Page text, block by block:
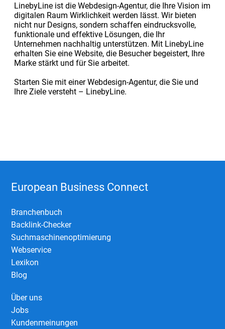
LinebyLine ist die Webdesign-Agentur, die Ihre Vision im
digitalen Raum Wirklichkeit werden lässt. Wir bieten
nicht nur Designs, sondern schaffen eindrucksvolle,
funktionale und effektive Lösungen, die Ihr
Unternehmen nachhaltig unterstützen. Mit LinebyLine
erhalten Sie eine Website, die Besucher begeistert, Ihre
Marke stärkt und für Sie arbeitet.
Starten Sie mit einer Webdesign-Agentur, die Sie und
Ihre Ziele versteht – LinebyLine.
European Business Connect
Branchenbuch
Backlink-Checker
Suchmaschinenoptimierung
Webservice
Lexikon
Blog
Über uns
Jobs
Kundenmeinungen